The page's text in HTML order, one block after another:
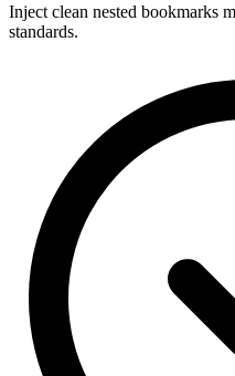
Inject clean nested bookmarks
standards.